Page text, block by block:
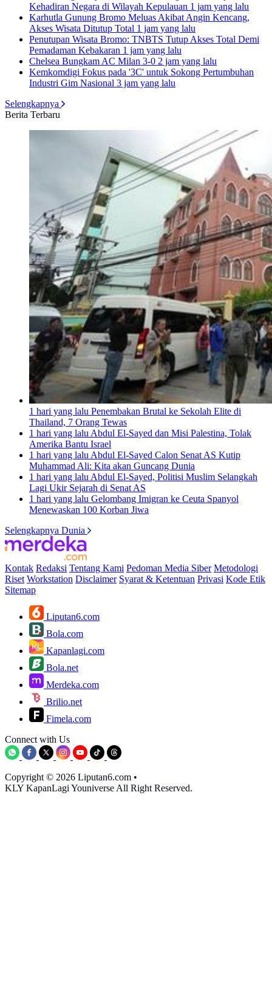
Kehadiran Negara di Wilayah Kepulauan 1 jam yang lalu
Karhutla Gunung Bromo Meluas Akibat Angin Kencang,
Akses Wisata Ditutup Total 1 jam yang lalu
Penutupan Wisata Bromo: TNBTS Tutup Akses Total Demi
Pemadaman Kebakaran 1 jam yang lalu
Chelsea Bungkam AC Milan 3-0 2 jam yang lalu
Kemkomdigi Fokus pada '3C' untuk Sokong Pertumbuhan
Industri Gim Nasional 3 jam yang lalu
Selengkapnya
Berita Terbaru
1 hari yang lalu Penembakan Brutal ke Sekolah Elite di
Thailand, 7 Orang Tewas
1 hari yang lalu Abdul El-Sayed dan Misi Palestina, Tolak
Amerika Bantu Israel
1 hari yang lalu Abdul El-Sayed Calon Senat AS Kutip
Muhammad Ali: Kita akan Guncang Dunia
1 hari yang lalu Abdul El-Sayed, Politisi Muslim Selangkah
Lagi Ukir Sejarah di Senat AS
1 hari yang lalu Gelombang Imigran ke Ceuta Spanyol
Menewaskan 100 Korban Jiwa
Selengkapnya Dunia
Kontak Redaksi Tentang Kami Pedoman Media Siber Metodologi
Riset Workstation Disclaimer Syarat & Ketentuan Privasi Kode Etik
Sitemap
Liputan6.com
Bola.com
Kapanlagi.com
Bola.net
Merdeka.com
Brilio.net
Fimela.com
Connect with Us
Copyright © 2026 Liputan6.com •
KLY KapanLagi Youniverse All Right Reserved.